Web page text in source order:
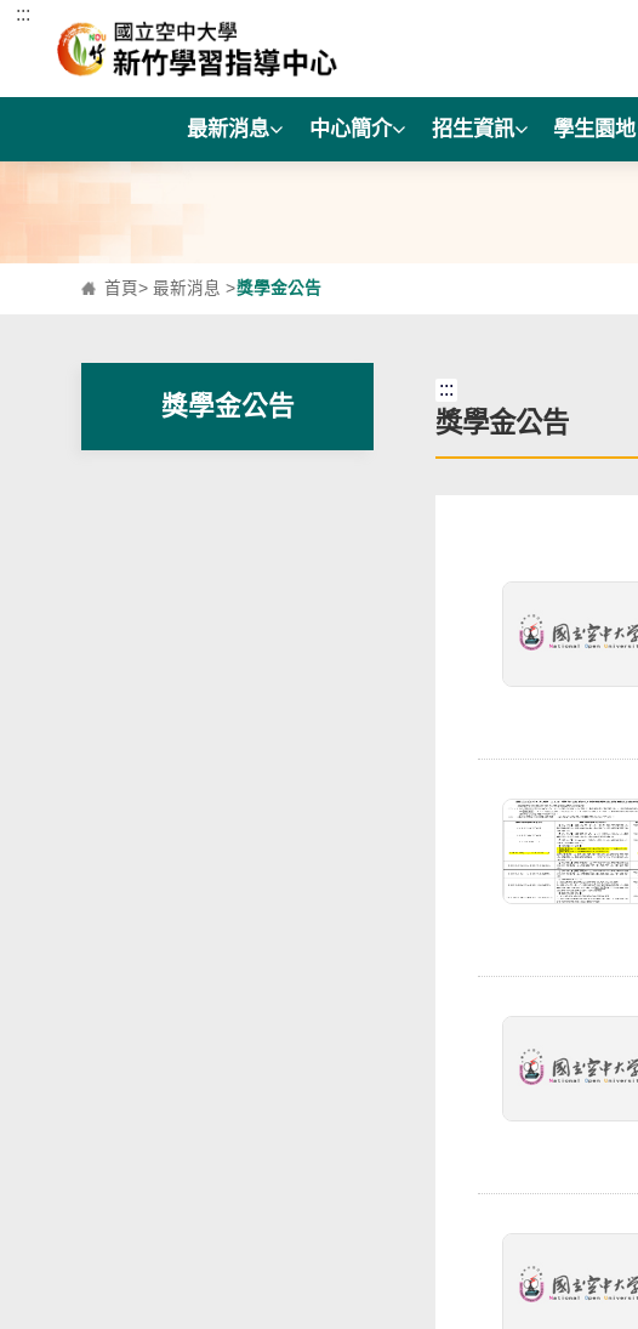
跳到主要內容區塊
:::
最新消息 中心簡介 招生資訊 學生園地
首頁>最新消息 >獎學金公告
獎學金公告
:::
獎學金公告